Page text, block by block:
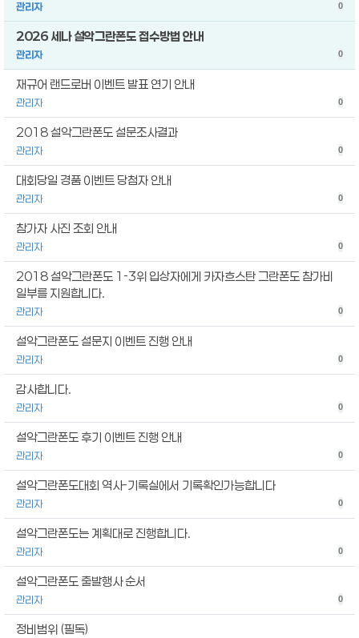
관리자 0
2026 세나 설악그란폰도 접수방법 안내
관리자 0
재규어 랜드로버 이벤트 발표 연기 안내
관리자 0
2018 설악그란폰도 설문조사결과
관리자 0
대회당일 경품 이벤트 당첨자 안내
관리자 0
참가자 사진 조회 안내
관리자 0
2018 설악그란폰도 1-3위 입상자에게 카자흐스탄 그란폰도 참가비
일부를 지원합니다.
관리자 0
설악그란폰도 설문지 이벤트 진행 안내
관리자 0
감사합니다.
관리자 0
설악그란폰도 후기 이벤트 진행 안내
관리자 0
설악그란폰도대회 역사-기록실에서 기록확인가능합니다
관리자 0
설악그란폰도는 계획대로 진행합니다.
관리자 0
설악그란폰도 출발행사 순서
관리자 0
정비범위 (필독)